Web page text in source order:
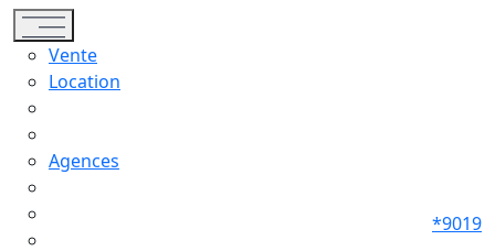
Toggle navigation
Vente
Location
Agences
*9019